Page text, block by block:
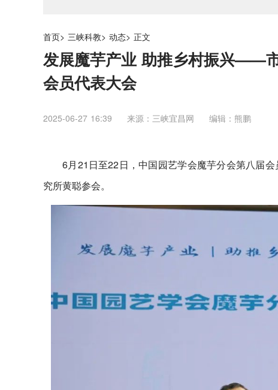
首页> 三峡科教> 动态> 正文
发展魔芋产业 助推乡村振兴——
会员代表大会
2025-06-27 16:39 来源：三峡宜昌网 编辑：熊鹏
6月21日至22日，中国园艺学会魔芋分会第八届
究所黄聪参会。